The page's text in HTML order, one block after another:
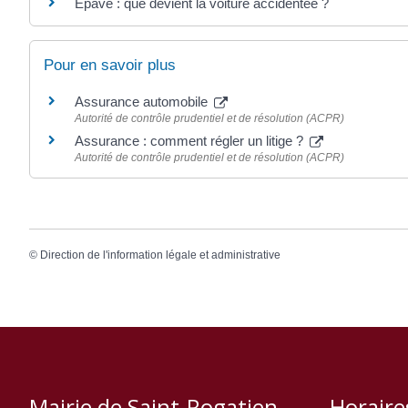
Pour en savoir plus
Assurance automobile
Autorité de contrôle prudentiel et de résolution (ACPR)
Assurance : comment régler un litige ?
Autorité de contrôle prudentiel et de résolution (ACPR)
© Direction de l'information légale et administrative